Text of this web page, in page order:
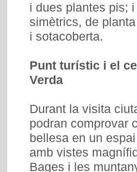
i dues plantes pis;
simètrics, de
i sotacoberta.
Punt turístic i el
Verda
Durant la visita
podran comprovar
bellesa en un
amb vistes
Bages i les